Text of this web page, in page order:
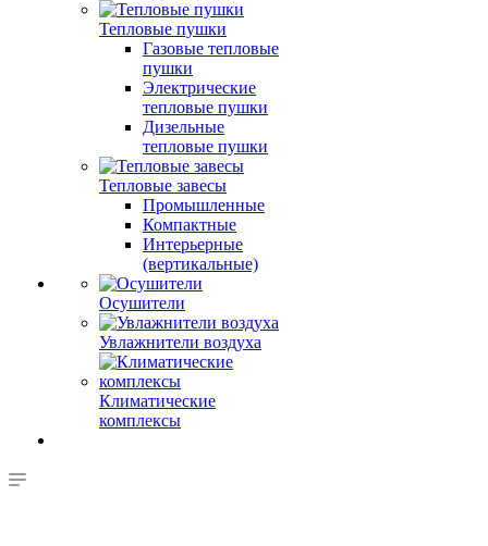
Тепловые пушки
Газовые тепловые
пушки
Электрические
тепловые пушки
Дизельные
тепловые пушки
Тепловые завесы
Промышленные
Компактные
Интерьерные
(вертикальные)
Осушители
Увлажнители воздуха
Климатические
комплексы